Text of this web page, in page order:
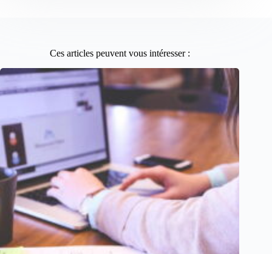
Ces articles peuvent vous intéresser :